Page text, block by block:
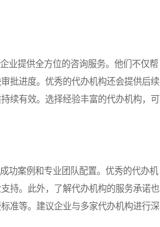
提供全方位的咨询服务。他们不仅帮
批进度。优秀的代办机构还会提供后续
续有效。选择经验丰富的代办机构，可
案例和专业团队配置。优秀的代办机
持。此外，了解代办机构的服务承诺也
准等。建议企业与多家代办机构进行深